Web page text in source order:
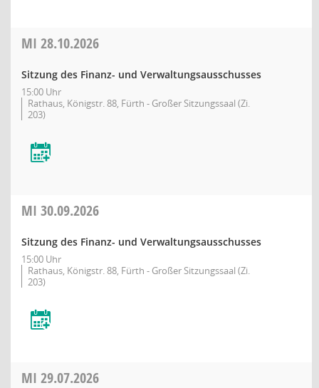
MI 28.10.2026
Sitzung des Finanz- und Verwaltungsausschusses
15:00 Uhr
Rathaus, Königstr. 88, Fürth - Großer Sitzungssaal (Zi.
203)
MI 30.09.2026
Sitzung des Finanz- und Verwaltungsausschusses
15:00 Uhr
Rathaus, Königstr. 88, Fürth - Großer Sitzungssaal (Zi.
203)
MI 29.07.2026